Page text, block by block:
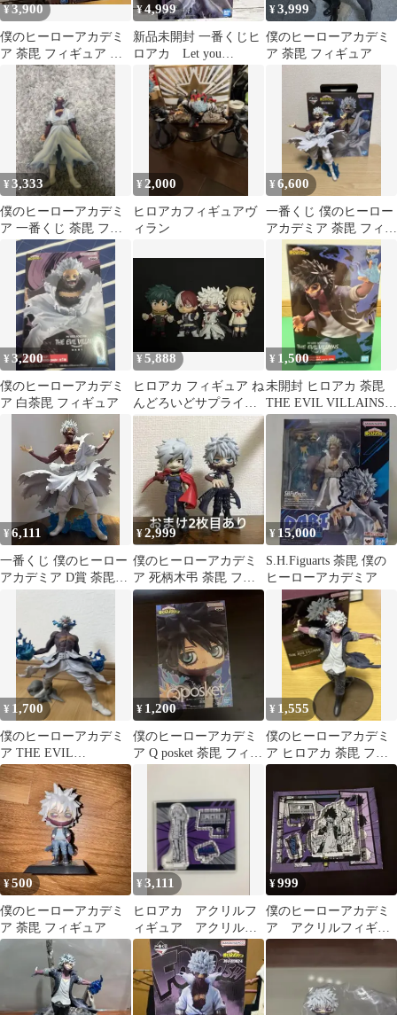
¥3,900
僕のヒーローアカデミ
ア 荼毘 フィギュア 造
形Academy vol.2
¥4,999
新品未開封 一番くじヒ
ロアカ Let you
down C賞 荼毘
¥3,999
僕のヒーローアカデミ
ア 荼毘 フィギュア
¥3,333
僕のヒーローアカデミ
ア 一番くじ 荼毘 フィ
ギュア C賞
¥ 2,000
ヒロアカフィギュアヴ
ィラン
¥6,600
一番くじ 僕のヒーロー
アカデミア 荼毘 フィギ
ュア
¥3,200
僕のヒーローアカデミ
ア 白荼毘 フィギュア
¥5,888
ヒロアカ フィギュア ね
んどろいどサプライズ
4種セット
¥ 1,500
未開封 ヒロアカ 荼毘
THE EVIL VILLAINS
vol.3
¥6,111
一番くじ 僕のヒーロー
アカデミア D賞 荼毘フ
¥2,999
僕のヒーローアカデミ
ア 死柄木弔 荼毘 フィ
ギュア パルバース
PalVerse
¥ 15,000
S.H.Figuarts 荼毘 僕の
ヒーローアカデミア
¥ 1,700
僕のヒーローアカデミ
ア THE EVIL
VILLAINS DX 荼毘
¥ 1,200
僕のヒーローアカデミ
ア Q posket 荼毘 フィギ
¥ 1,555
僕のヒーローアカデミ
ア ヒロアカ 荼毘 フィ
ギュア
¥500
僕のヒーローアカデミ
ア 荼毘 フィギュア
¥3,111
ヒロアカ アクリルフ
ィギュア アクリルフ
ィギュアコレクショ
ン 荼毘 燈矢
¥999
僕のヒーローアカデミ
ア アクリルフィギュ
アコレクション 荼毘